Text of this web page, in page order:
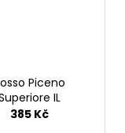
Piceno
IL
DOC.
385 Kč